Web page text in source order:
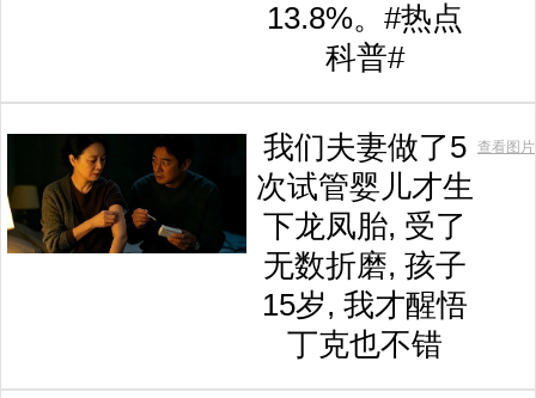
13.8%。#热点
科普#
我们夫妻做了5
次试管婴儿才生
下龙凤胎, 受了
无数折磨, 孩子
15岁, 我才醒悟
丁克也不错
查看图片